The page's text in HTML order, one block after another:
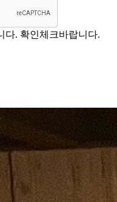
다. 확인체크바랍니다.